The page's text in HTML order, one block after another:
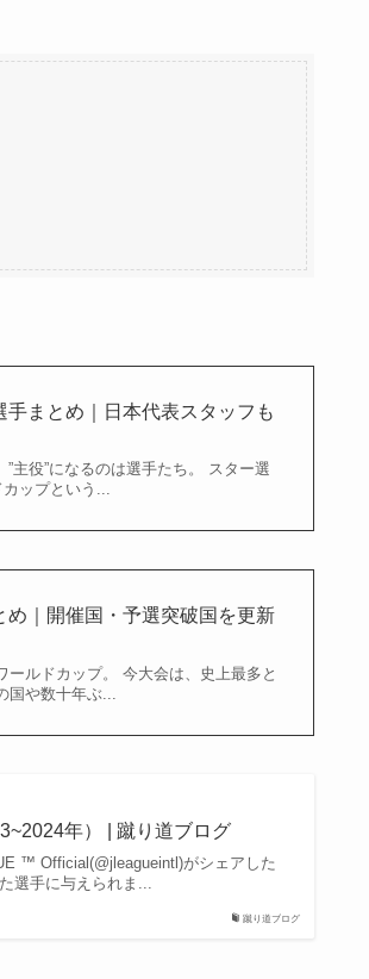
手まとめ｜日本代表スタッフも
主役”になるのは選手たち。 スター選
ップという...
め｜開催国・予選突破国を更新
ールドカップ。 今大会は、史上最多と
や数十年ぶ...
蹴り道ブログ
年） | 蹴り道ブログ
™ Official(@jleagueintl)がシェアした
選手に与えられま...